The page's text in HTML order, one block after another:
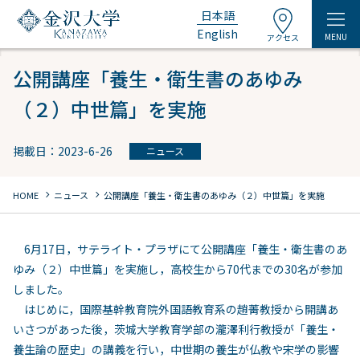
日本語
English
アクセス MENU
公開講座「養生・衛生書のあゆみ
（２）中世篇」を実施
掲載日：2023-6-26 ニュース
HOME chevron_right ニュース chevron_right 公開講座「養生・衛生書のあゆみ（２）中世篇」を実施
6月17日，サテライト・プラザにて公開講座「養生・衛生書のあ
ゆみ（２）中世篇」を実施し，高校生から70代までの30名が参加
しました。
はじめに，国際基幹教育院外国語教育系の趙菁教授から開講あ
いさつがあった後，茨城大学教育学部の瀧澤利行教授が「養生・
養生論の歴史」の講義を行い，中世期の養生が仏教や宋学の影響